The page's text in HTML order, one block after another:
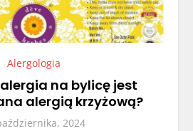
Alergologia
na bylicę jest
alergią krzyżową?
2024